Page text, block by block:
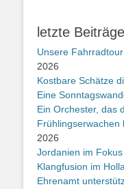
letzte Beiträge
Unsere
2026
Kostbare Schätze
Eine
Ein Orchester, das
Frühlingserwachen
2026
Jordanien im Fokus
Klangfusion im
Ehrenamt